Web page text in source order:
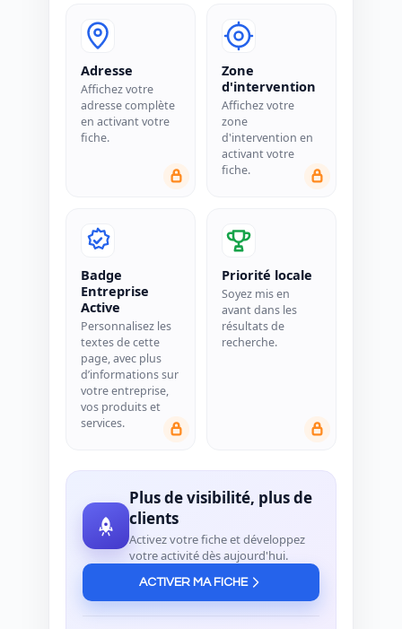
Adresse
Affichez votre
adresse complète
en activant votre
fiche.
Zone
d'intervention
Affichez votre
zone
d'intervention en
activant votre
fiche.
Badge
Entreprise
Active
Personnalisez les
textes de cette
page, avec plus
d’informations sur
votre entreprise,
vos produits et
services.
Priorité locale
Soyez mis en
avant dans les
résultats de
recherche.
Plus de visibilité, plus de
clients
Activez votre fiche et développez
votre activité dès aujourd'hui.
ACTIVER MA FICHE